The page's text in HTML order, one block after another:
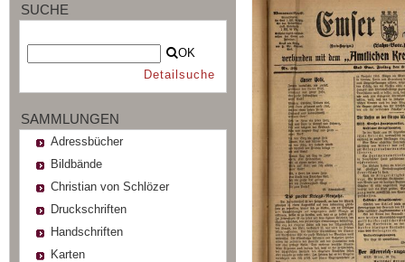
SUCHE
OK
Detailsuche
SAMMLUNGEN
Adressbücher
Bildbände
Christian von Schlözer
Druckschriften
Handschriften
Karten